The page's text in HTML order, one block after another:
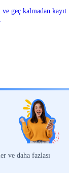
geç kalmadan kayıt
ve daha fazlası